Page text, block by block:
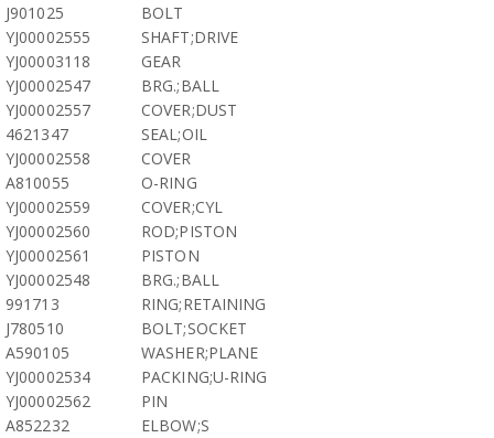
J901025
BOLT
YJ00002555
SHAFT;DRIVE
YJ00003118
GEAR
YJ00002547
BRG.;BALL
YJ00002557
COVER;DUST
4621347
SEAL;OIL
YJ00002558
COVER
A810055
O-RING
YJ00002559
COVER;CYL
YJ00002560
ROD;PISTON
YJ00002561
PISTON
YJ00002548
BRG.;BALL
991713
RING;RETAINING
J780510
BOLT;SOCKET
A590105
WASHER;PLANE
YJ00002534
PACKING;U-RING
YJ00002562
PIN
A852232
ELBOW;S